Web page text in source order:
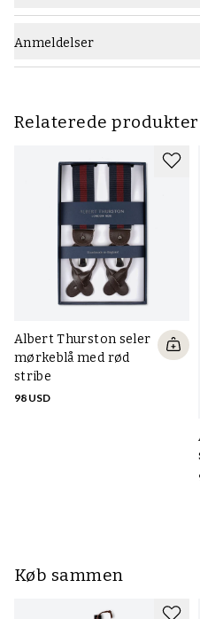
Anmeldelser
Relaterede produkter
Albert Thurston seler
mørkeblå med rød
stribe
98 USD
Køb sammen